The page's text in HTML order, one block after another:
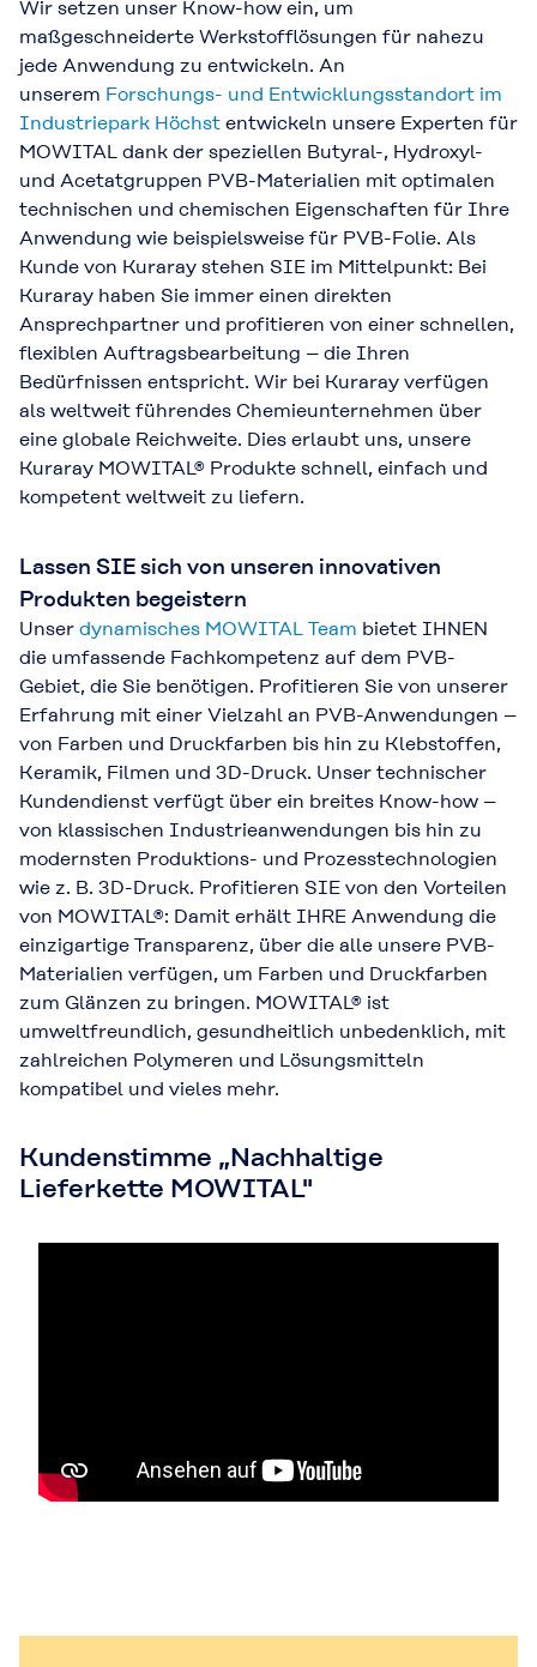
Wir setzen unser Know-how ein, um
maßgeschneiderte Werkstofflösungen für nahezu
jede Anwendung zu entwickeln. An
unserem Forschungs- und Entwicklungsstandort im
Industriepark Höchst entwickeln unsere Experten für
MOWITAL dank der speziellen Butyral-, Hydroxyl-
und Acetatgruppen PVB-Materialien mit optimalen
technischen und chemischen Eigenschaften für Ihre
Anwendung wie beispielsweise für PVB-Folie. Als
Kunde von Kuraray stehen SIE im Mittelpunkt: Bei
Kuraray haben Sie immer einen direkten
Ansprechpartner und profitieren von einer schnellen,
flexiblen Auftragsbearbeitung – die Ihren
Bedürfnissen entspricht. Wir bei Kuraray verfügen
als weltweit führendes Chemieunternehmen über
eine globale Reichweite. Dies erlaubt uns, unsere
Kuraray MOWITAL® Produkte schnell, einfach und
kompetent weltweit zu liefern.
Lassen SIE sich von unseren innovativen
Produkten begeistern
Unser dynamisches MOWITAL Team bietet IHNEN
die umfassende Fachkompetenz auf dem PVB-
Gebiet, die Sie benötigen. Profitieren Sie von unserer
Erfahrung mit einer Vielzahl an PVB-Anwendungen –
von Farben und Druckfarben bis hin zu Klebstoffen,
Keramik, Filmen und 3D-Druck. Unser technischer
Kundendienst verfügt über ein breites Know-how –
von klassischen Industrieanwendungen bis hin zu
modernsten Produktions- und Prozesstechnologien
wie z. B. 3D-Druck. Profitieren SIE von den Vorteilen
von MOWITAL®: Damit erhält IHRE Anwendung die
einzigartige Transparenz, über die alle unsere PVB-
Materialien verfügen, um Farben und Druckfarben
zum Glänzen zu bringen. MOWITAL® ist
umweltfreundlich, gesundheitlich unbedenklich, mit
zahlreichen Polymeren und Lösungsmitteln
kompatibel und vieles mehr.
Kundenstimme „Nachhaltige
Lieferkette MOWITAL"